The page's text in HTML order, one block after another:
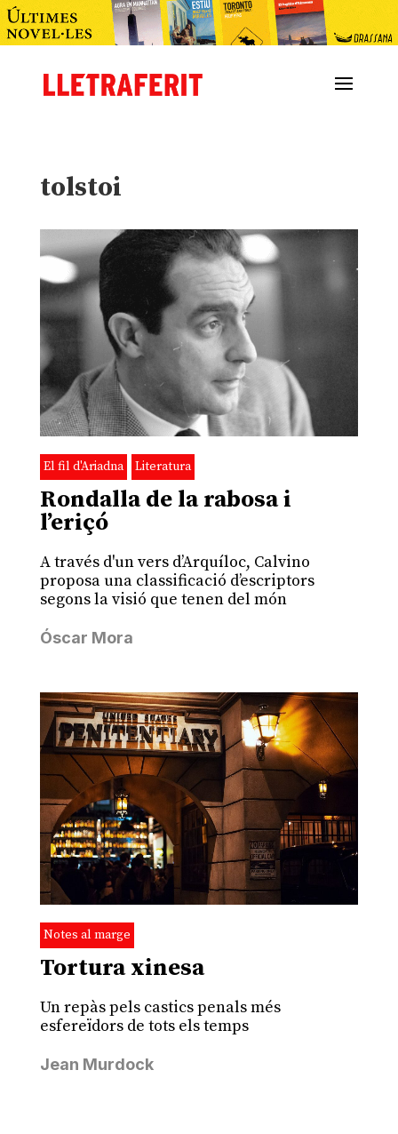
tolstoi
El fil d'Ariadna Literatura
Rondalla de la rabosa i
l’eriçó
A través d'un vers d’Arquíloc, Calvino
proposa una classificació d’escriptors
segons la visió que tenen del món
Óscar Mora
Notes al marge
Tortura xinesa
Un repàs pels castics penals més
esfereïdors de tots els temps
Jean Murdock